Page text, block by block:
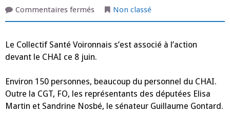
Commentaires ferméssur
Egreve
Collectif
Voironnais
l’action
8
juin.
Non classé
Le Collectif Santé Voironnais s’est associé à l’action
devant le CHAI ce 8 juin.
Environ 150 personnes, beaucoup du personnel du CHAI.
Outre la CGT, FO, les représentants des députées Elisa
Martin et Sandrine Nosbé, le sénateur Guillaume Gontard.